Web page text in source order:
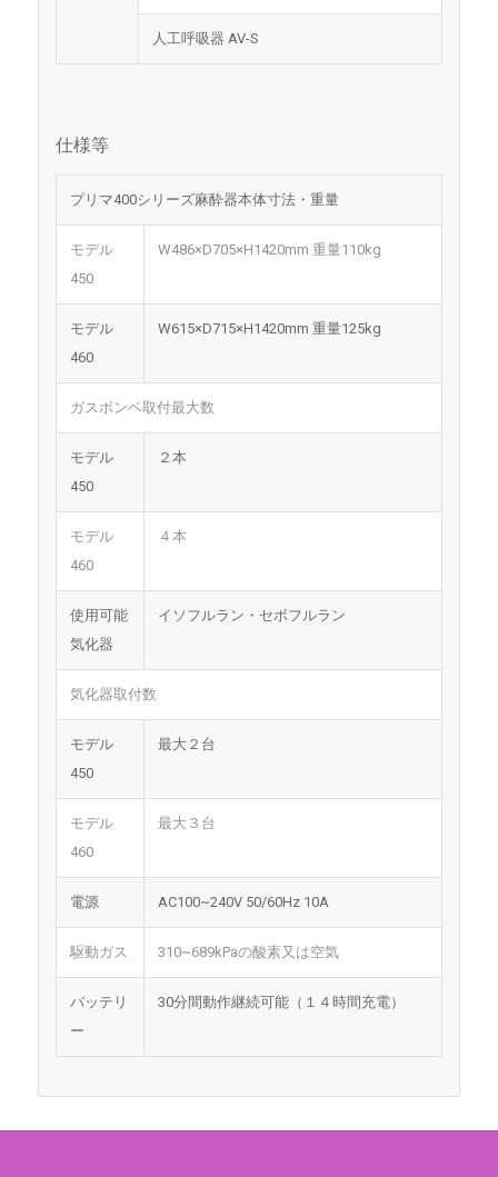
人工呼吸器 AV-S
仕様等
プリマ400シリーズ麻酔器本体寸法・重量
モデル
450
W486×D705×H1420mm 重量110kg
モデル
460
W615×D715×H1420mm 重量125kg
ガスボンベ取付最大数
モデル
450
２本
モデル
460
４本
使用可能
気化器
イソフルラン・セボフルラン
気化器取付数
モデル
450
最大２台
モデル
460
最大３台
電源 AC100~240V 50/60Hz 10A
駆動ガス 310~689kPaの酸素又は空気
バッテリ
ー
30分間動作継続可能（１４時間充電）